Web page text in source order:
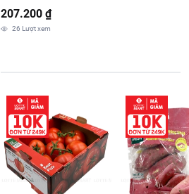
207.200 ₫
26 Lượt xem